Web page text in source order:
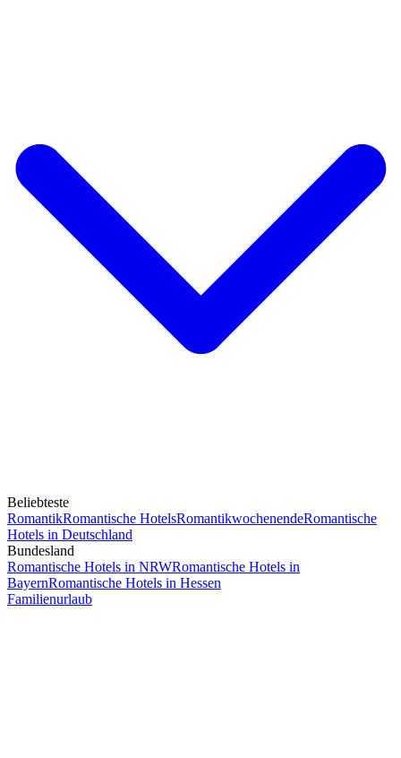
Beliebteste
RomantikRomantische HotelsRomantikwochenendeRomantische
Hotels in Deutschland
Bundesland
Romantische Hotels in NRWRomantische Hotels in
BayernRomantische Hotels in Hessen
Familienurlaub